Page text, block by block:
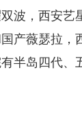
波，西安艺
产薇瑟拉，
半岛四代、